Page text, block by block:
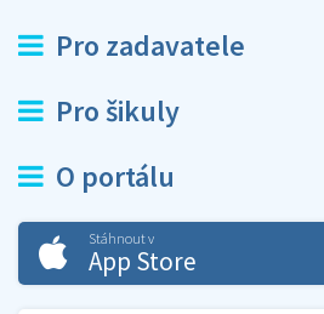
Pro zadavatele
Pro šikuly
O portálu
Stáhnout v
App Store